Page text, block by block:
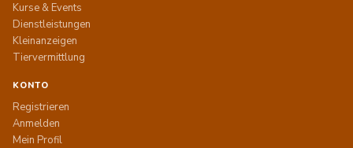
Kurse & Events
Dienstleistungen
Kleinanzeigen
Tiervermittlung
KONTO
Registrieren
Anmelden
Mein Profil